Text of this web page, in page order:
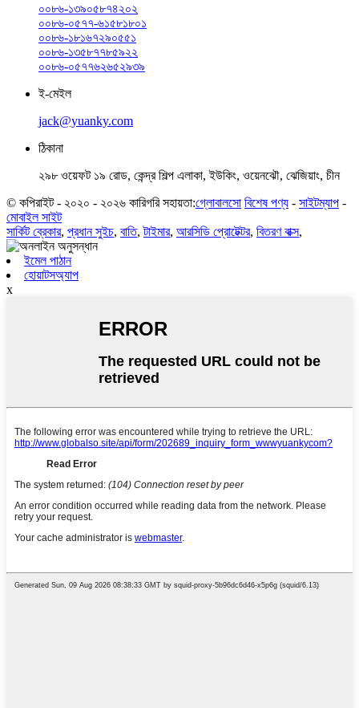
০০৮৬-১৩৯০৫৮৭৪২০২
০০৮৬-০৫৭৭-৬১৫৮১৮০১
০০৮৬-১৮১৬৭২৯০৫৫১
০০৮৬-১৩৫৮৭৭৮৫৯২২
০০৮৬-০৫৭৭৬২৬৫২৯৩৯
ই-মেইল
jack@yuanky.com
ঠিকানা
২৯৮ ওয়েফট ১৯ রোড, কেন্দ্র শিল্প এলাকা, ইউকিং, ওয়েনঝৌ, ঝেজিয়াং, চীন
© কপিরাইট - ২০২০ - ২০২৬ কারিগরি সহায়তা:গ্লোবালসো বিশেষ পণ্য - সাইটম্যাপ -
মোবাইল সাইট
সার্কিট ব্রেকার, প্রধান সুইচ, বাতি,টাইমার, আরসিডি প্রোটেক্টর, বিতরণ বাক্স,
ইমেল পাঠান
হোয়াটসঅ্যাপ
x